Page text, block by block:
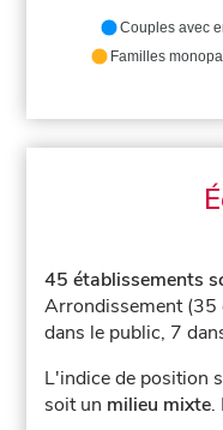
Couples avec
Familles
45 établissements
Arrondissement (35
dans le public, 7
L'indice de position
soit un milieu mixte.